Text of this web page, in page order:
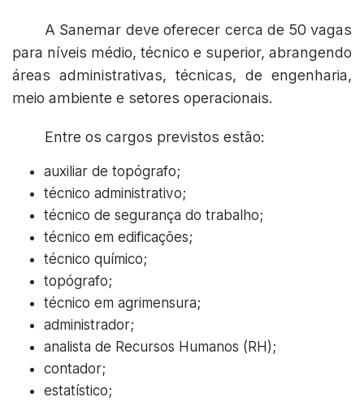
A Sanemar deve oferecer cerca de 50 vagas
para níveis médio, técnico e superior, abrangendo
áreas administrativas, técnicas, de engenharia,
meio ambiente e setores operacionais.
Entre os cargos previstos estão:
auxiliar de topógrafo;
técnico administrativo;
técnico de segurança do trabalho;
técnico em edificações;
técnico químico;
topógrafo;
técnico em agrimensura;
administrador;
analista de Recursos Humanos (RH);
contador;
estatístico;